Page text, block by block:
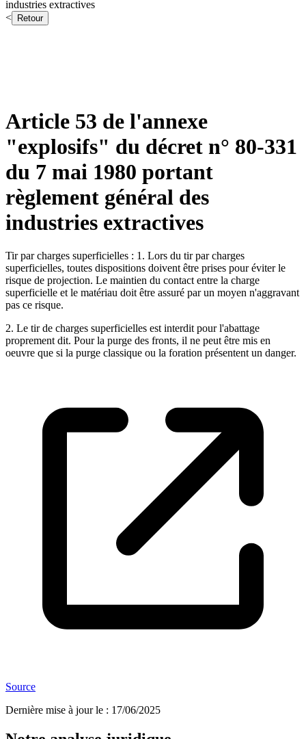
industries extractives
<
Retour
Article 53 de l'annexe
"explosifs" du décret n° 80-331
du 7 mai 1980 portant
règlement général des
industries extractives
Tir par charges superficielles : 1. Lors du tir par charges
superficielles, toutes dispositions doivent être prises pour éviter le
risque de projection. Le maintien du contact entre la charge
superficielle et le matériau doit être assuré par un moyen n'aggravant
pas ce risque.
2. Le tir de charges superficielles est interdit pour l'abattage
proprement dit. Pour la purge des fronts, il ne peut être mis en
oeuvre que si la purge classique ou la foration présentent un danger.
Source
Dernière mise à jour le : 17/06/2025